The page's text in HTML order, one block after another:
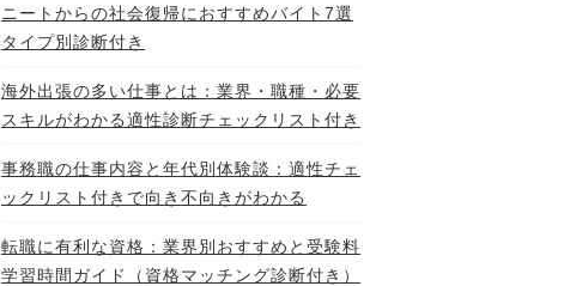
ニートからの社会復帰におすすめバイト7選
タイプ別診断付き
海外出張の多い仕事とは：業界・職種・必要
スキルがわかる適性診断チェックリスト付き
事務職の仕事内容と年代別体験談：適性チェ
ックリスト付きで向き不向きがわかる
転職に有利な資格：業界別おすすめと受験料
学習時間ガイド（資格マッチング診断付き）